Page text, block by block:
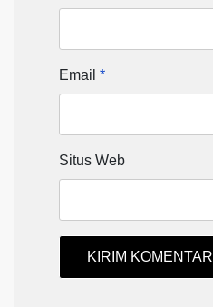
Email *
Situs Web